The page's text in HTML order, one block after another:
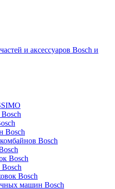
Bosch
Bosch
Bosch
Bosch
Bosch
машин Bosch